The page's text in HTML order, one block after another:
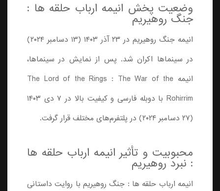
وضعیت پخش انیمه ارباب حلقه ها :
جنگ روهیریم
انیمه جنگ روهیریم در ۲۳ آذر ۱۴۰۳ (۱۳ دسامبر ۲۰۲۴)
در سینماها اکران شد. پس از نمایش در سینماها،
انیمه The Lord of the Rings : The War of the
Rohirrim با دوبله فارسی و کیفیت بالا در ۷ دی ۱۴۰۳
(۲۷ دسامبر ۲۰۲۴) در پلتفرم‌های مختلف قرار گرفت.
محبوبیت و تأثیر انیمه ارباب حلقه ها
: نبرد روهیریم
انیمه ارباب حلقه ها : جنگ روهیریم با روایت داستانی